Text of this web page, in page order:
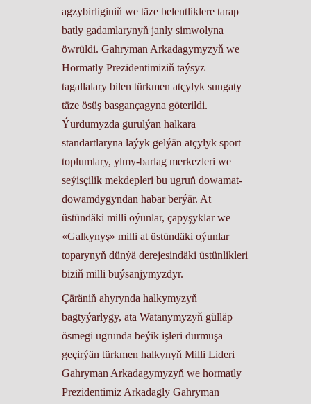
agzybirliginiň we täze belentliklere tarap
batly gadamlarynyň janly simwolyna
öwrüldi. Gahryman Arkadagymyzyň we
Hormatly Prezidentimiziň taýsyz
tagallalary bilen türkmen atçylyk sungaty
täze ösüş basgançagyna göterildi.
Ýurdumyzda gurulýan halkara
standartlaryna laýyk gelýän atçylyk sport
toplumlary, ylmy-barlag merkezleri we
seýisçilik mekdepleri bu ugruň dowamat-
dowamdygyndan habar berýär. At
üstündäki milli oýunlar, çapyşyklar we
«Galkynyş» milli at üstündäki oýunlar
toparynyň dünýä derejesindäki üstünlikleri
biziň milli buýsanjymyzdyr.
Çäräniň ahyrynda halkymyzyň
bagtyýarlygy, ata Watanymyzyň gülläp
ösmegi ugrunda beýik işleri durmuşa
geçirýän türkmen halkynyň Milli Lideri
Gahryman Arkadagymyzyň we hormatly
Prezidentimiz Arkadagly Gahryman